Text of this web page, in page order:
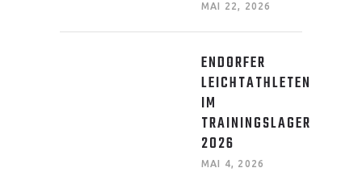
MAI 22, 2026
ENDORFER
LEICHTATHLETEN
IM
TRAININGSLAGER
2026
MAI 4, 2026